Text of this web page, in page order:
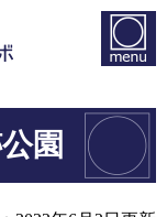
メ
ニ
ー
園